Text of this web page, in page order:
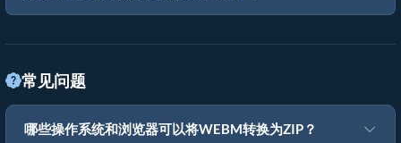
常见问题
哪些操作系统和浏览器可以将WEBM转换为ZIP？